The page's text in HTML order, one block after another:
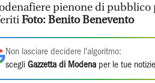
pienone di pubblico
Foto: Benito Benevento
Non lasciare decidere l'algoritmo:
scegli Gazzetta di Modena per le tue